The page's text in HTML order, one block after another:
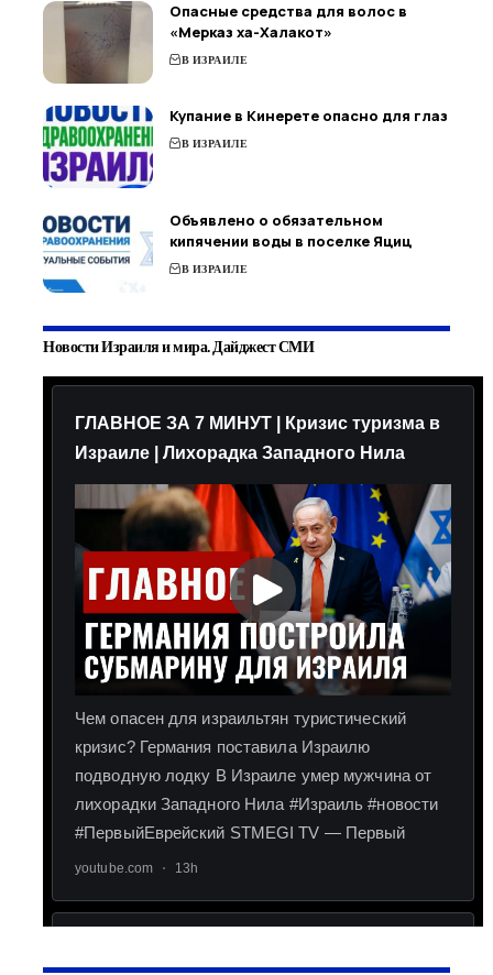
Опасные средства для волос в
«Мерказ ха-Халакот»
В ИЗРАИЛЕ
Купание в Кинерете опасно для глаз
В ИЗРАИЛЕ
Объявлено о обязательном
кипячении воды в поселке Яциц
В ИЗРАИЛЕ
Новости Израиля и мира. Дайджест СМИ